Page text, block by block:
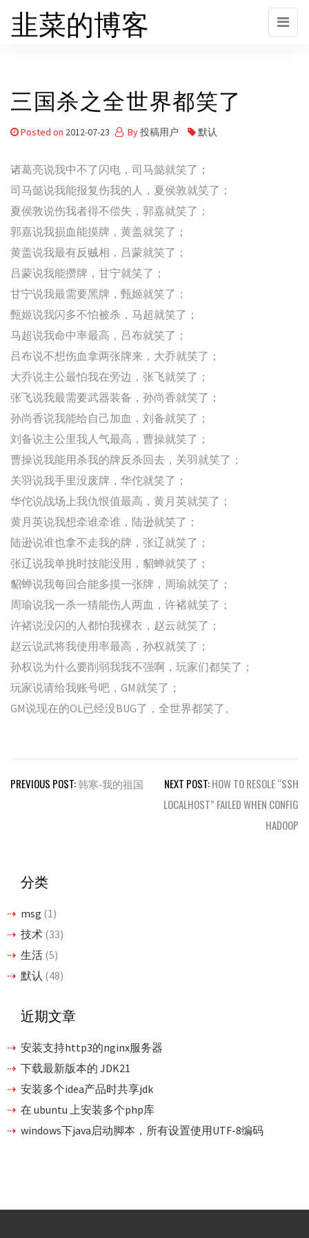
韭菜的博客
三国杀之全世界都笑了
Posted on 2012-07-23 By投稿用户 默认
诸葛亮说我中不了闪电，司马懿就笑了；
司马懿说我能报复伤我的人，夏侯敦就笑了；
夏侯敦说伤我者得不偿失，郭嘉就笑了；
郭嘉说我损血能摸牌，黄盖就笑了；
黄盖说我最有反贼相，吕蒙就笑了；
吕蒙说我能攒牌，甘宁就笑了；
甘宁说我最需要黑牌，甄姬就笑了；
甄姬说我闪多不怕被杀，马超就笑了；
马超说我命中率最高，吕布就笑了；
吕布说不想伤血拿两张牌来，大乔就笑了；
大乔说主公最怕我在旁边，张飞就笑了；
张飞说我最需要武器装备，孙尚香就笑了；
孙尚香说我能给自己加血，刘备就笑了；
刘备说主公里我人气最高，曹操就笑了；
曹操说我能用杀我的牌反杀回去，关羽就笑了；
关羽说我手里没废牌，华佗就笑了；
华佗说战场上我仇恨值最高，黄月英就笑了；
黄月英说我想牵谁牵谁，陆逊就笑了；
陆逊说谁也拿不走我的牌，张辽就笑了；
张辽说我单挑时技能没用，貂蝉就笑了；
貂蝉说我每回合能多摸一张牌，周瑜就笑了；
周瑜说我一杀一猜能伤人两血，许褚就笑了；
许褚说没闪的人都怕我裸衣，赵云就笑了；
赵云说武将我使用率最高，孙权就笑了；
孙权说为什么要削弱我我不强啊，玩家们都笑了；
玩家说请给我账号吧，GM就笑了；
GM说现在的OL已经没BUG了，全世界都笑了。
文
PREVIOUS POST:韩寒-我的祖国 NEXT POST:HOW TO RESOLE “SSH
LOCALHOST” FAILED WHEN CONFIG
HADOOP
分类
msg (1)
技术 (33)
生活 (5)
默认 (48)
近期文章
安装支持http3的nginx服务器
下载最新版本的 JDK21
安装多个idea产品时共享jdk
在 ubuntu 上安装多个php库
windows下java启动脚本，所有设置使用UTF-8编码